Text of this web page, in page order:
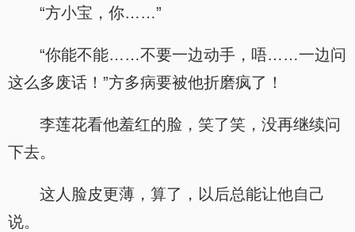
“方小宝，你……”
“你能不能……不要一边动手，唔……一边问
这么多废话！”方多病要被他折磨疯了！
李莲花看他羞红的脸，笑了笑，没再继续问
下去。
这人脸皮更薄，算了，以后总能让他自己
说。